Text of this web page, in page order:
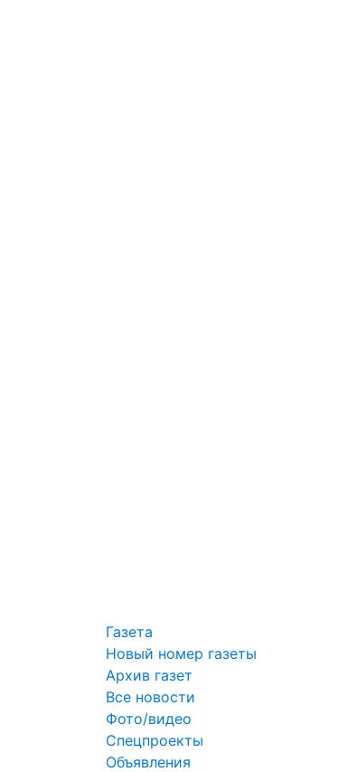
Газета
Новый номер газеты
Архив газет
Все новости
Фото/видео
Спецпроекты
Объявления